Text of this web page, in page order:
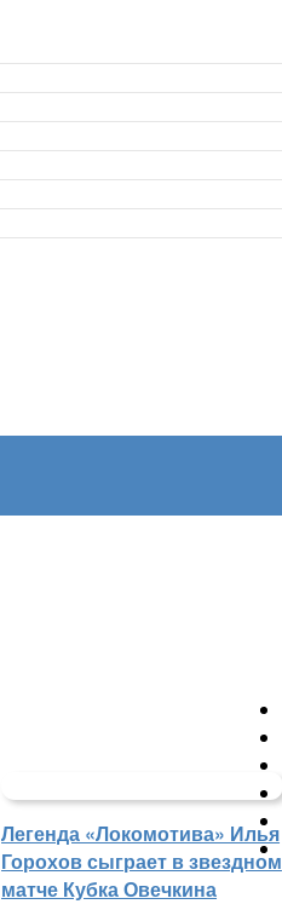
Легенда «Локомотива» Илья
Горохов сыграет в звездном
матче Кубка Овечкина